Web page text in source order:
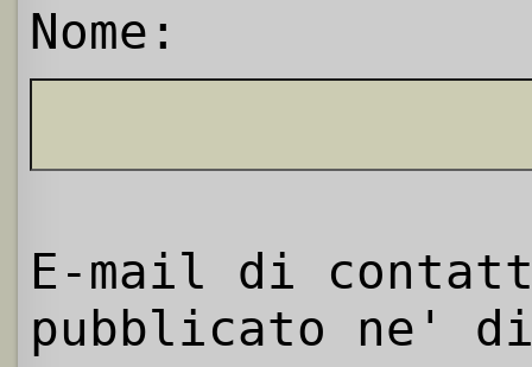
Nome:
E-mail di
pubblicato ne'